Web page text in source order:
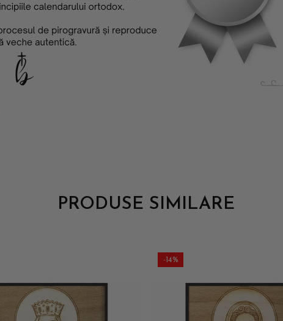
PRODUSE SIMILARE
-14%